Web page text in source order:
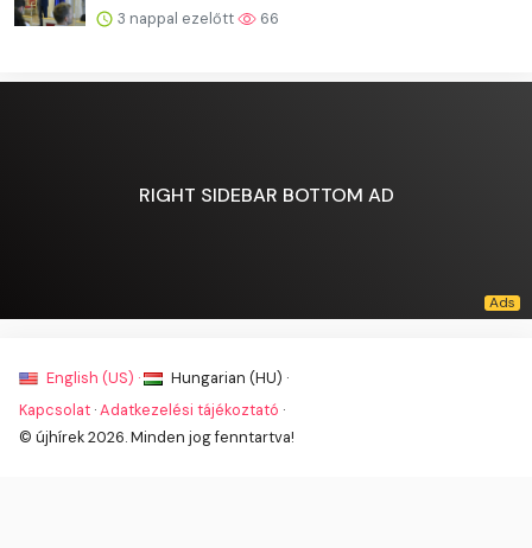
3 nappal ezelőtt 66
RIGHT SIDEBAR BOTTOM AD
English (US) ·
Hungarian (HU) ·
Kapcsolat ·Adatkezelési tájékoztató ·
© újhírek 2026. Minden jog fenntartva!